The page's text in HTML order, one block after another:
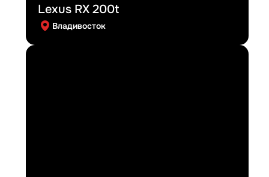
Lexus RX 200t
Владивосток